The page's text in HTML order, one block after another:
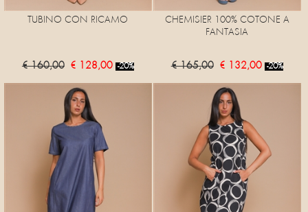
TUBINO CON RICAMO
€ 160,00 € 128,00 -20%
CHEMISIER 100% COTONE A
FANTASIA
€ 165,00 € 132,00 -20%